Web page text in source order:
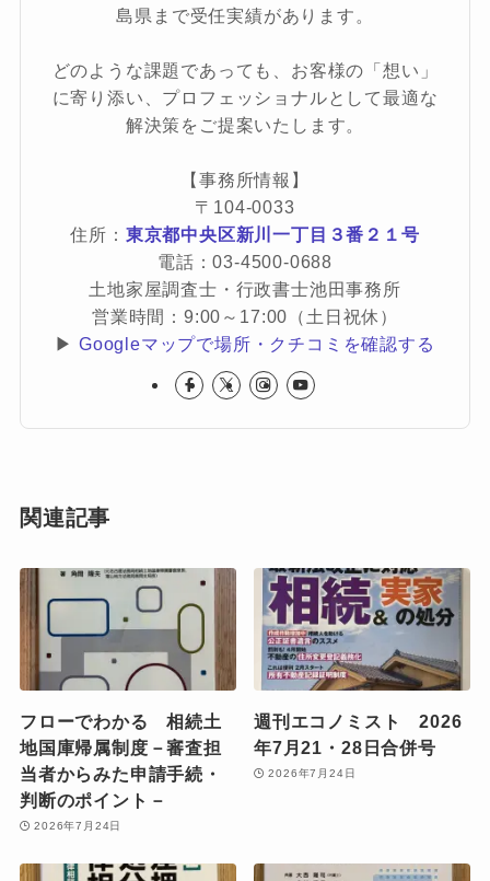
島県まで受任実績があります。
どのような課題であっても、お客様の「想い」
に寄り添い、プロフェッショナルとして最適な
解決策をご提案いたします。
【事務所情報】
〒104-0033
住所： 東京都中央区新川一丁目３番２１号
電話：03-4500-0688
土地家屋調査士・行政書士池田事務所
営業時間：9:00～17:00（土日祝休）
▶ Googleマップで場所・クチコミを確認する
関連記事
フローでわかる 相続土
地国庫帰属制度－審査担
当者からみた申請手続・
判断のポイント－
2026年7月24日
週刊エコノミスト 2026
年7月21・28日合併号
2026年7月24日